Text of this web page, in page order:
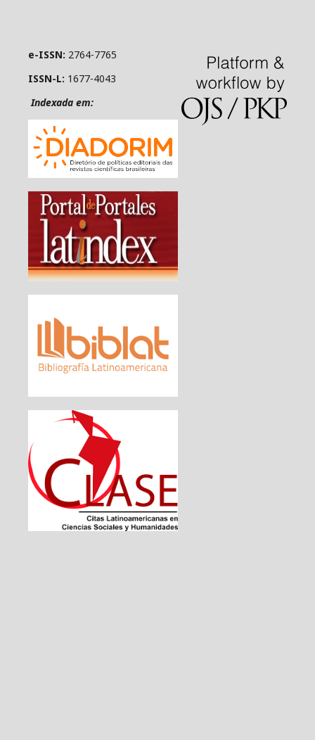
e-ISSN: 2764-7765
ISSN-L: 1677-4043
Indexada em: